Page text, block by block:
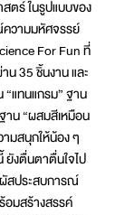
ตร์ ในรูปแบบของ
ความมหัศจรรย์
For Fun ที่
น 35 ชิ้นงาน และ
“แทนแกรม” ฐาน
าน “ผสมสีเหมือน
มสนุกให้น้อง ๆ
ยังตื่นตาตื่นใจไป
สประสบการณ์
มสร้างสรรค์